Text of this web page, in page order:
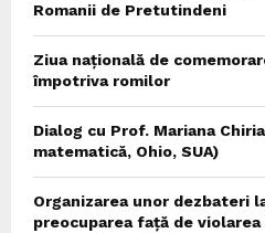
Romanii de Pretutindeni
Ziua națională de
împotriva romilor
Dialog cu Prof. Mariana
matematică, Ohio, SUA)
Organizarea unor dezbateri
preocuparea față de